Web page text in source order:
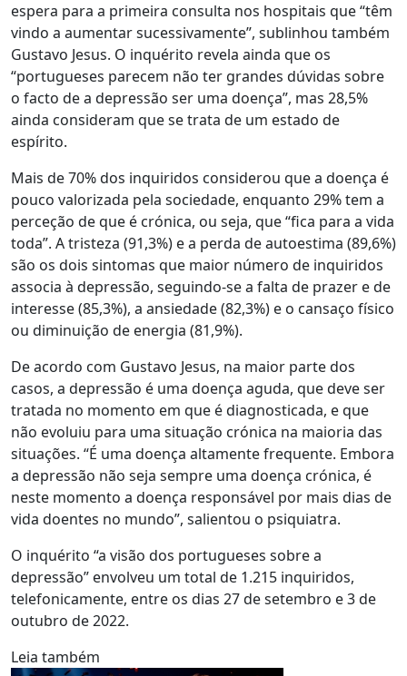
espera para a primeira consulta nos hospitais que “têm
vindo a aumentar sucessivamente”, sublinhou também
Gustavo Jesus. O inquérito revela ainda que os
“portugueses parecem não ter grandes dúvidas sobre
o facto de a depressão ser uma doença”, mas 28,5%
ainda consideram que se trata de um estado de
espírito.
Mais de 70% dos inquiridos considerou que a doença é
pouco valorizada pela sociedade, enquanto 29% tem a
perceção de que é crónica, ou seja, que “fica para a vida
toda”. A tristeza (91,3%) e a perda de autoestima (89,6%)
são os dois sintomas que maior número de inquiridos
associa à depressão, seguindo-se a falta de prazer e de
interesse (85,3%), a ansiedade (82,3%) e o cansaço físico
ou diminuição de energia (81,9%).
De acordo com Gustavo Jesus, na maior parte dos
casos, a depressão é uma doença aguda, que deve ser
tratada no momento em que é diagnosticada, e que
não evoluiu para uma situação crónica na maioria das
situações. “É uma doença altamente frequente. Embora
a depressão não seja sempre uma doença crónica, é
neste momento a doença responsável por mais dias de
vida doentes no mundo”, salientou o psiquiatra.
O inquérito “a visão dos portugueses sobre a
depressão” envolveu um total de 1.215 inquiridos,
telefonicamente, entre os dias 27 de setembro e 3 de
outubro de 2022.
Leia também